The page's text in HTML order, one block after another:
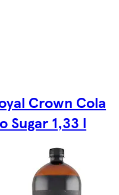
Crown Cola
Sugar 1,33 l